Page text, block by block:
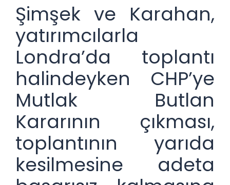
Şimşek ve Karahan,
yatırımcılarla
Londra’da toplantı
halindeyken CHP’ye
Mutlak Butlan
Kararının çıkması,
toplantının yarıda
kesilmesine adeta